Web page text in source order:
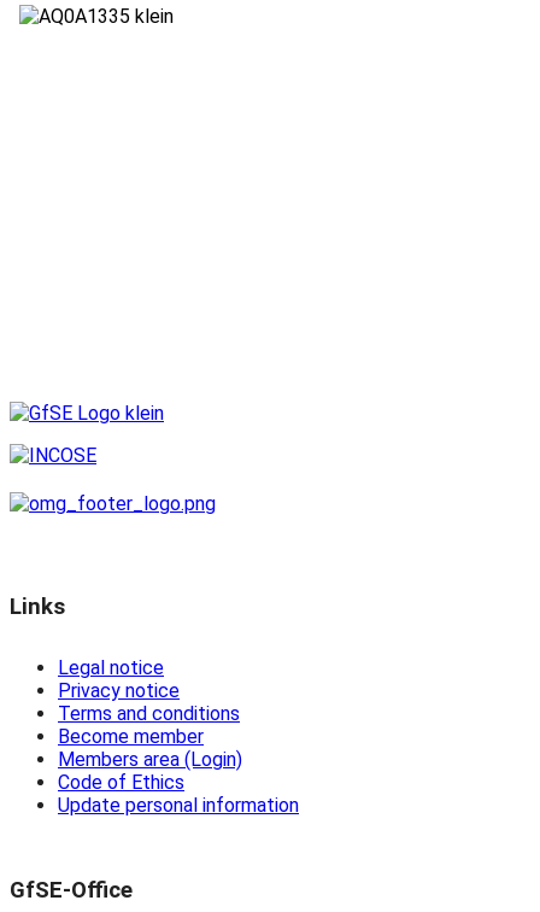
Links
Legal notice
Privacy notice
Terms and conditions
Become member
Members area (Login)
Code of Ethics
Update personal information
GfSE-Office